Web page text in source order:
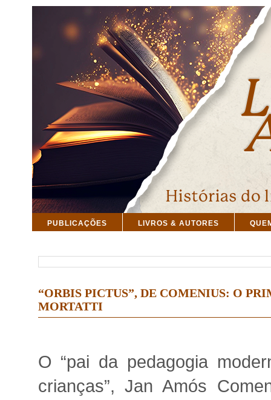
PUBLICAÇÕES LIVROS & AUTORES
“ORBIS PICTUS”, DE COMENIUS: O
MORTATTI
O “pai da pedagogia
crianças”, Jan Amós